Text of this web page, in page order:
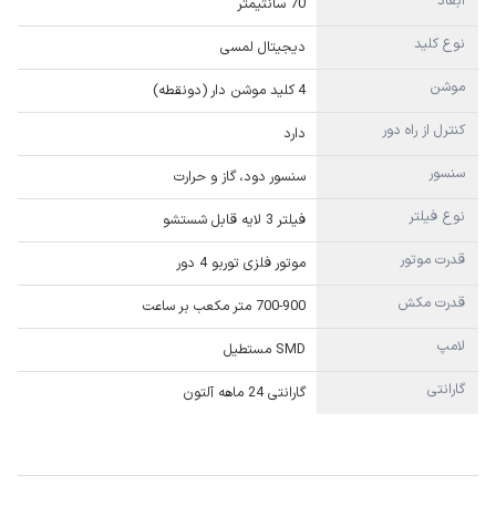
نوع کلید
دیجیتال لمسی
موشن
4 کليد موشن دار (دونقطه)
کنترل از راه دور
دارد
سنسور
سنسور دود، گاز و حرارت
نوع فیلتر
فیلتر 3 لایه قابل شستشو
قدرت موتور
موتور فلزی توربو 4 دور
قدرت مکش
700-900 متر مکعب بر ساعت
لامپ
SMD مستطیل
گارانتی
گارانتی 24 ماهه آلتون